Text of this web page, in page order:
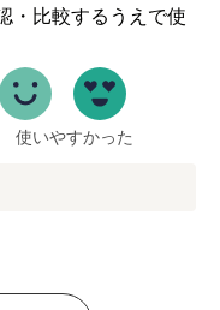
・比較するうえで使
使いやすかった